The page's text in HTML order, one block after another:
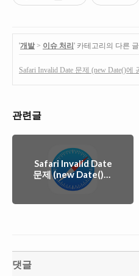
'개발 > 이슈 처리 ' 카테고리의 다른 글
관련글
Safari Invalid Date
문제 (new Date()에
공백 파싱 이슈)
댓글